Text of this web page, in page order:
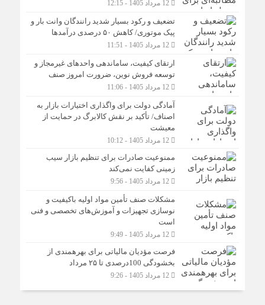
12 مرداد 1405 - 12:15
تضعیف و رکود بسیار شدید رانندگان وانت بار و
پیک موتوری/ کاهش ۵۰ درصدی درآمدها
12 مرداد 1405 - 11:51
ارتقای کیفیت، ساماندهی واحدهای غیرمجاز و
توسعه فروش نوین، ضرورت امروز صنف
12 مرداد 1405 - 11:06
آمادگی دولت برای واگذاری اختیارات بازار به
اصناف/ تأکید بر نقش کالابرگ در حمایت از
معیشت
12 مرداد 1405 - 10:12
ممنوعیت صادرات برای تنظیم بازار سیب
زمینی کفایت نمی‌کند
12 مرداد 1405 - 9:56
مشکلات صنف تأمین مواد اولیه باکیفیت و
نوسازی تجهیزات و آموزش‌های تخصصی و فنی
است
12 مرداد 1405 - 9:49
فرصت مؤدیان مالیاتی برای بهره‎مندی از
بخشودگی 100درصدی تا ۲۵ مرداد
12 مرداد 1405 - 9:26